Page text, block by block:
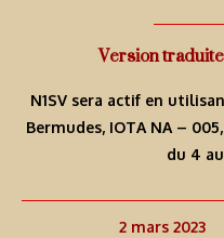
Version
N1SV sera actif en
Bermudes, IOTA NA –
du 4
2 mars 2023